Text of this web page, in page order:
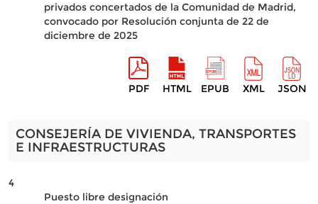
privados concertados de la Comunidad de Madrid,
convocado por Resolución conjunta de 22 de
diciembre de 2025
PDF HTML EPUB XML JSON
CONSEJERÍA DE VIVIENDA, TRANSPORTES
E INFRAESTRUCTURAS
4
Puesto libre designación